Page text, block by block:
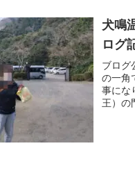
犬鳴
ログ
ブログ
の一角
事にな
王）の